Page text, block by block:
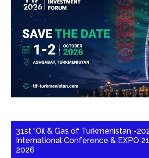
31st “Oil & Gas of Turkmenistan -
International Conference & EXPO
2026